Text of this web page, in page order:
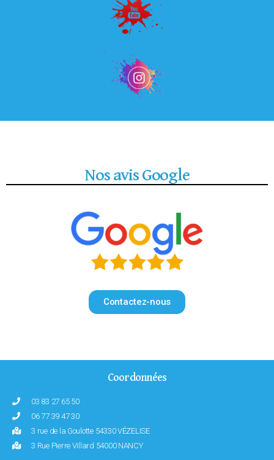
Nos avis Google
Contactez-nous
Coordonnées
03 83 27 65 50
06 77 39 47 30
3 rue de la Goulotte 54330 VÉZELISE
3 Rue Pierre Villard 54000 NANCY